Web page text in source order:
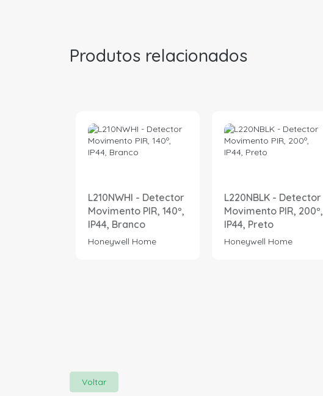
Produtos relacionados
L210NWHI - Detector
Movimento PIR, 140º,
IP44, Branco
Honeywell Home
L220NBLK - Detector
Movimento PIR, 200º,
IP44, Preto
Honeywell Home
Voltar